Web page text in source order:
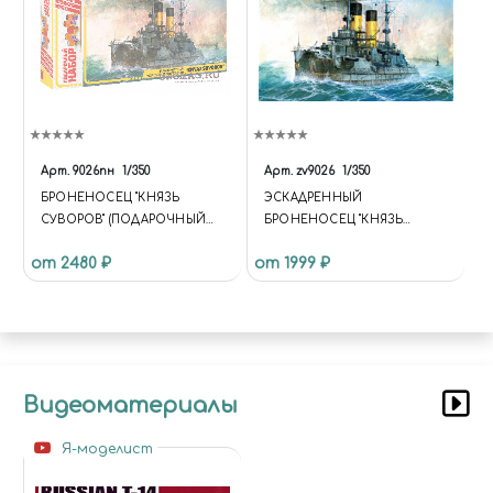
Арт. 9026пн 1/350
БРОНЕНОСЕЦ "КНЯЗЬ
СУВОРОВ" (ПОДАРОЧНЫЙ
от 2480 ₽
Арт. zv9026 1/350
ЭСКАДРЕННЫЙ
БРОНЕНОСЕЦ "КНЯЗЬ
от 1999 ₽
Видеоматериалы
Я-моделист